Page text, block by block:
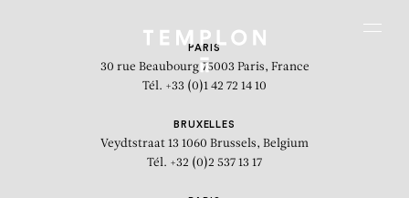
PARIS
30 rue Beaubourg 75003 Paris, France
Tél. +33 (0)1 42 72 14 10
BRUXELLES
Veydtstraat 13 1060 Brussels, Belgium
Tél. +32 (0)2 537 13 17